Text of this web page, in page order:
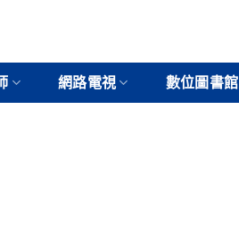
網路電視 數位圖書館